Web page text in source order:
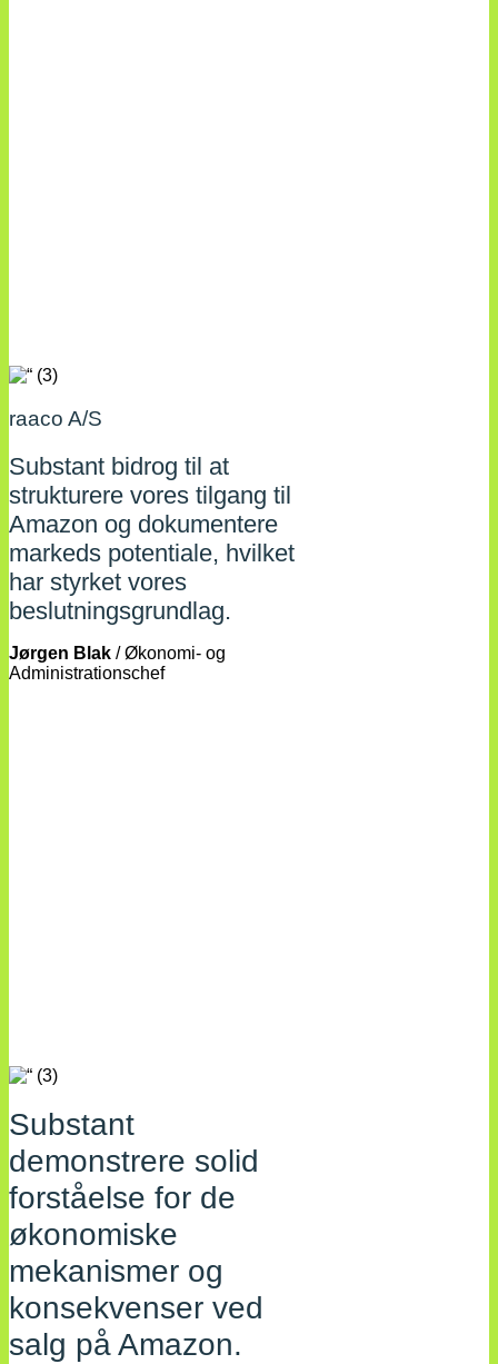
raaco A/S
Substant bidrog til at
strukturere vores tilgang til
Amazon og dokumentere
markeds potentiale, hvilket
har styrket vores
beslutningsgrundlag.
Jørgen Blak /Økonomi- og
Administrationschef
Substant
demonstrere solid
forståelse for de
økonomiske
mekanismer og
konsekvenser ved
salg på Amazon.